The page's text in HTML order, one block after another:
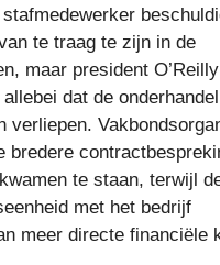
te traag te zijn in de
maar president
dat de
verliepen.
bredere
te staan, terwijl
met het bedrijf
meer directe financiële